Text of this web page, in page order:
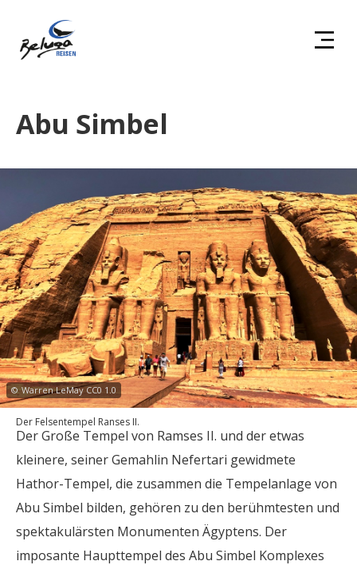
Abu Simbel
© Warren LeMay CC0 1.0
Der Felsentempel Ranses II.
Der Große Tempel von Ramses II. und der etwas
kleinere, seiner Gemahlin Nefertari gewidmete
Hathor-Tempel, die zusammen die Tempelanlage von
Abu Simbel bilden, gehören zu den berühmtesten und
spektakulärsten Monumenten Ägyptens. Der
imposante Haupttempel des Abu Simbel Komplexes